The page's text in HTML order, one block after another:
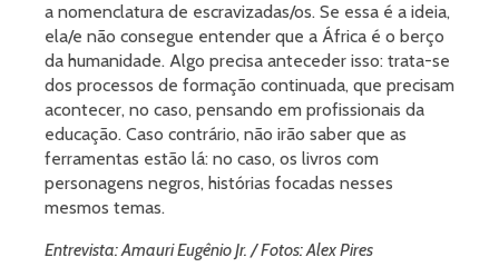
a nomenclatura de escravizadas/os. Se essa é a ideia,
ela/e não consegue entender que a África é o berço
da humanidade. Algo precisa anteceder isso: trata-se
dos processos de formação continuada, que precisam
acontecer, no caso, pensando em profissionais da
educação. Caso contrário, não irão saber que as
ferramentas estão lá: no caso, os livros com
personagens negros, histórias focadas nesses
mesmos temas.
Entrevista: Amauri Eugênio Jr. / Fotos: Alex Pires